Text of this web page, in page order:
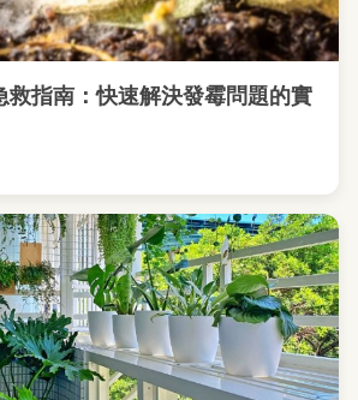
救指南：快速解決發霉問題的實